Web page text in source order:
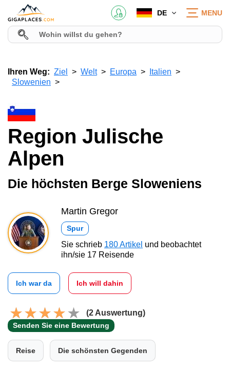
DE MENU
Ihren Weg: Ziel Welt Europa
Italien
Slowenien
Region Julische
Alpen
Die höchsten Berge Sloweniens
Martin Gregor
Spur
Sie schrieb 180 Artikel und beobachtet
ihn/sie 17 Reisende
Ich war da Ich will dahin
(2 Auswertung)
Senden Sie eine Bewertung
Reise Die schönsten Gegenden